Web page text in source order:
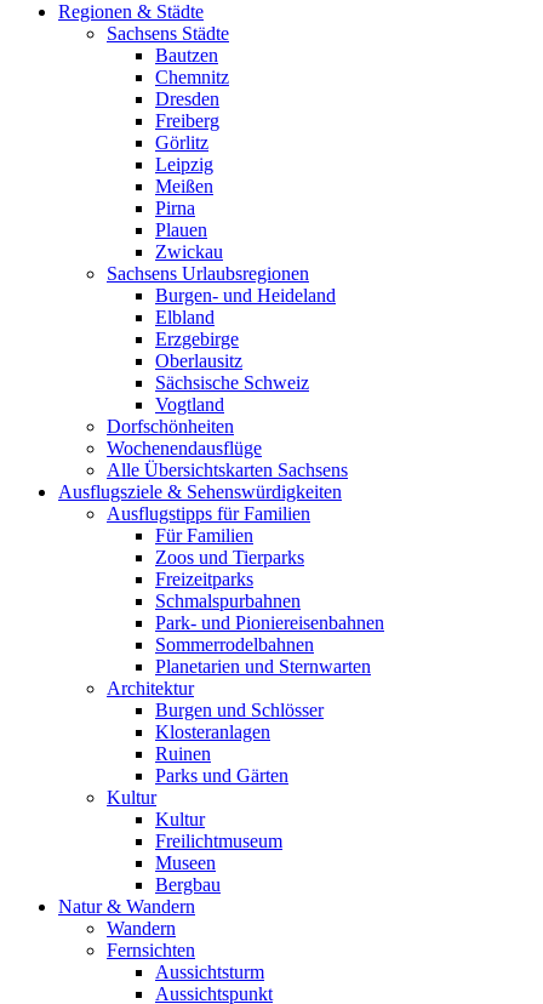
Regionen & Städte
Sachsens Städte
Bautzen
Chemnitz
Dresden
Freiberg
Görlitz
Leipzig
Meißen
Pirna
Plauen
Zwickau
Sachsens Urlaubsregionen
Burgen- und Heideland
Elbland
Erzgebirge
Oberlausitz
Sächsische Schweiz
Vogtland
Dorfschönheiten
Wochenendausflüge
Alle Übersichtskarten Sachsens
Ausflugsziele & Sehenswürdigkeiten
Ausflugstipps für Familien
Für Familien
Zoos und Tierparks
Freizeitparks
Schmalspurbahnen
Park- und Pioniereisenbahnen
Sommerrodelbahnen
Planetarien und Sternwarten
Architektur
Burgen und Schlösser
Klosteranlagen
Ruinen
Parks und Gärten
Kultur
Kultur
Freilichtmuseum
Museen
Bergbau
Natur & Wandern
Wandern
Fernsichten
Aussichtsturm
Aussichtspunkt